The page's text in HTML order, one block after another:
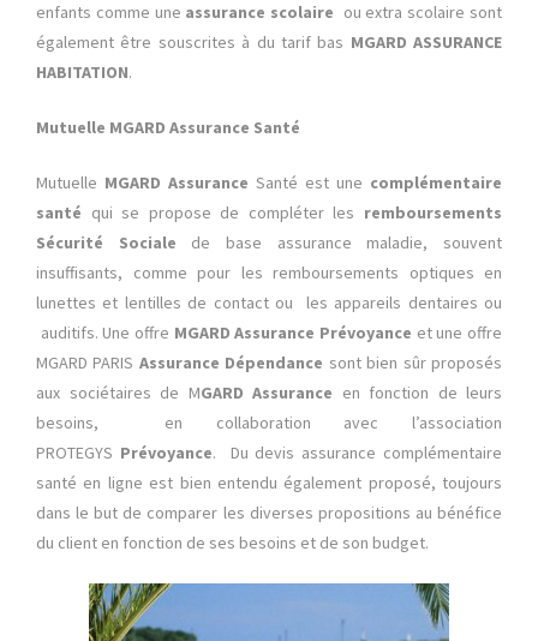
enfants comme une assurance scolaire ou extra scolaire sont
également être souscrites à du tarif bas MGARD ASSURANCE
HABITATION.
Mutuelle MGARD Assurance Santé
Mutuelle MGARD Assurance Santé est une complémentaire
santé qui se propose de compléter les remboursements
Sécurité Sociale de base assurance maladie, souvent
insuffisants, comme pour les remboursements optiques en
lunettes et lentilles de contact ou les appareils dentaires ou
auditifs. Une offre MGARD Assurance Prévoyance et une offre
MGARD PARIS Assurance Dépendance sont bien sûr proposés
aux sociétaires de MGARD Assurance en fonction de leurs
besoins, en collaboration avec l’association
PROTEGYS Prévoyance. Du devis assurance complémentaire
santé en ligne est bien entendu également proposé, toujours
dans le but de comparer les diverses propositions au bénéfice
du client en fonction de ses besoins et de son budget.